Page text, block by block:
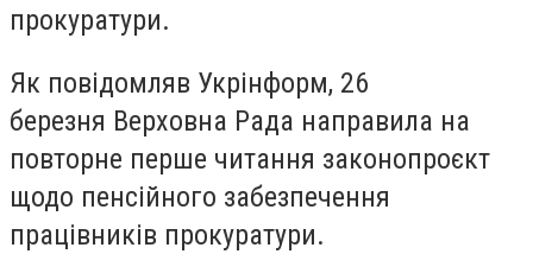
прокуратури.
Як повідомляв Укрінформ, 26
березня Верховна Рада направила на
повторне перше читання законопроєкт
щодо пенсійного забезпечення
працівників прокуратури.